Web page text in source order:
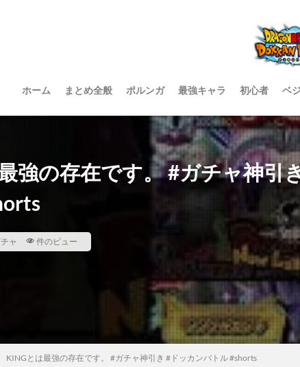
ホーム まとめ全般 ポルンガ 最強キャラ 初心者 ベ
強の存在です。 #ガチャ神引
ャ 件のビュー
KINGとは最強の存在です。 #ガチャ神引き #ドッカンバトル #shorts